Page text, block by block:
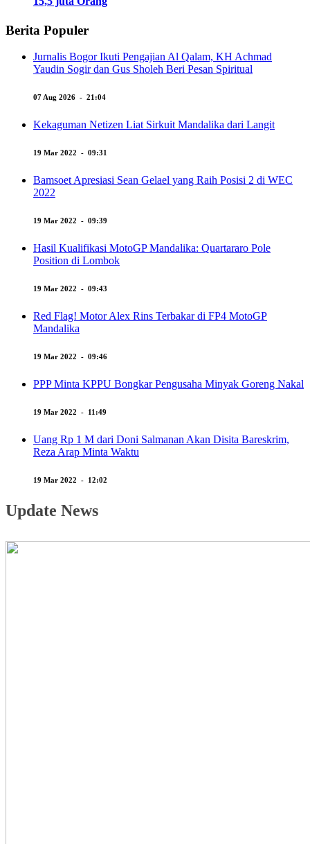
Berita Populer
Jurnalis Bogor Ikuti Pengajian Al Qalam, KH Achmad
Yaudin Sogir dan Gus Sholeh Beri Pesan Spiritual
07 Aug 2026 - 21:04
Kekaguman Netizen Liat Sirkuit Mandalika dari Langit
19 Mar 2022 - 09:31
Bamsoet Apresiasi Sean Gelael yang Raih Posisi 2 di WEC
2022
19 Mar 2022 - 09:39
Hasil Kualifikasi MotoGP Mandalika: Quartararo Pole
Position di Lombok
19 Mar 2022 - 09:43
Red Flag! Motor Alex Rins Terbakar di FP4 MotoGP
Mandalika
19 Mar 2022 - 09:46
PPP Minta KPPU Bongkar Pengusaha Minyak Goreng Nakal
19 Mar 2022 - 11:49
Uang Rp 1 M dari Doni Salmanan Akan Disita Bareskrim,
Reza Arap Minta Waktu
19 Mar 2022 - 12:02
Update News